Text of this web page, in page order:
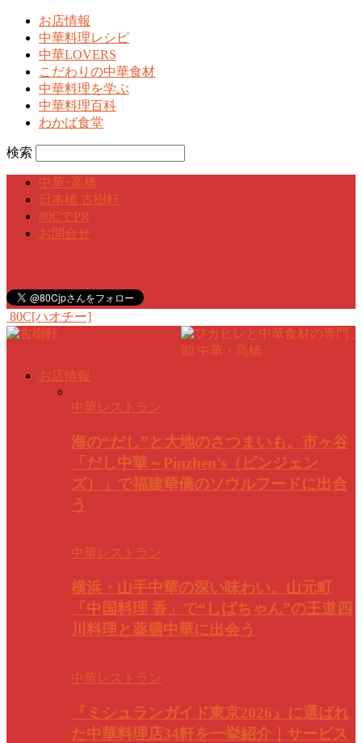
お店情報
中華料理レシピ
中華LOVERS
こだわりの中華食材
中華料理を学ぶ
中華料理百科
わかば食堂
検索
中華･高橋
日本橋 古樹軒
80CでPR
お問合せ
80C[ハオチー]
お店情報
中華レストラン
海の“だし”と大地のさつまいも。市ヶ谷
「だし中華～Pinzhen’s（ピンジェン
ズ）」で福建華僑のソウルフードに出合
う
中華レストラン
横浜・山手中華の深い味わい。山元町
「中国料理 香」で“しばちゃん”の王道四
川料理と薬膳中華に出会う
中華レストラン
『ミシュランガイド東京2026』に選ばれ
た中華料理店34軒を一挙紹介｜サービス